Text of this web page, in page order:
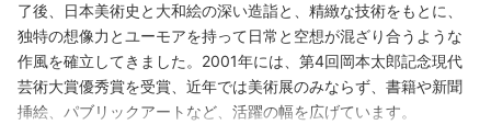
了後、日本美術史と大和絵の深い造詣と、精緻な技術をもとに、
独特の想像力とユーモアを持って日常と空想が混ざり合うような
作風を確立してきました。2001年には、第4回岡本太郎記念現代
芸術大賞優秀賞を受賞、近年では美術展のみならず、書籍や新聞
挿絵、パブリックアートなど、活躍の幅を広げています。